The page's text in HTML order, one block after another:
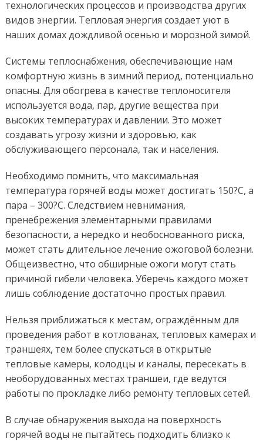
технологических процессов и производства других
видов энергии. Тепловая энергия создает уют в
наших домах дождливой осенью и морозной зимой.
Системы теплоснабжения, обеспечивающие нам
комфортную жизнь в зимний период, потенциально
опасны. Для обогрева в качестве теплоносителя
используется вода, пар, другие вещества при
высоких температурах и давлении. Это может
создавать угрозу жизни и здоровью, как
обслуживающего персонала, так и населения.
Необходимо помнить, что максимальная
температура горячей воды может достигать 150?С, а
пара – 300?С. Следствием невнимания,
пренебрежения элементарными правилами
безопасности, а нередко и необоснованного риска,
может стать длительное лечение ожоговой болезни.
Общеизвестно, что обширные ожоги могут стать
причиной гибели человека. Уберечь каждого может
лишь соблюдение достаточно простых правил.
Нельзя приближаться к местам, ограждённым для
проведения работ в котлованах, тепловых камерах и
траншеях, тем более спускаться в открытые
тепловые камеры, колодцы и каналы, пересекать в
необорудованных местах траншеи, где ведутся
работы по прокладке либо ремонту тепловых сетей.
В случае обнаружения выхода на поверхность
горячей воды не пытайтесь подходить близко к